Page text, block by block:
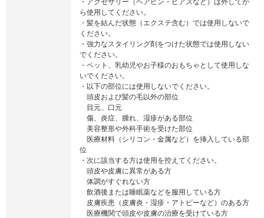
ら使用してください。
・髪を結んだ状態（エクステ含む）では使用しないで
ください。
・強力なスタイリング剤をつけた状態では使用しない
でください。
・ペット、乳幼児やお子様のおもちゃとして使用しな
いでください。
・以下の部位には使用しないでください。
頭皮および髪の毛以外の部位
目元、口元
傷、炎症、腫れ、湿疹がある部位
美容整形や外科手術を受けた部位
医療材料（シリコン・金属など）を挿入している部
位
・次に該当する方は使用を控えてください。
頭皮や皮膚に異常がある方
体調がすぐれない方
飲酒後または睡眠薬などを服用している方
皮膚疾患（皮膚炎・湿疹・アトピーなど）のある方
医療機関で頭皮や皮膚の治療を受けている方